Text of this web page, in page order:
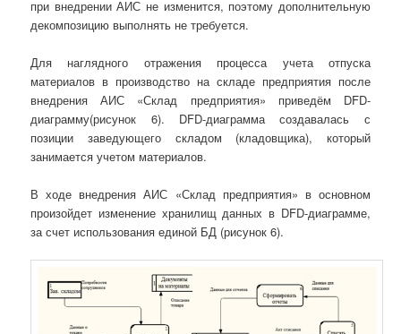
при внедрении АИС не изменится, поэтому дополнительную
декомпозицию выполнять не требуется.
Для наглядного отражения процесса учета отпуска
материалов в производство на складе предприятия после
внедрения АИС «Склад предприятия» приведём DFD-
диаграмму(рисунок 6). DFD-диаграмма создавалась с
позиции заведующего складом (кладовщика), который
занимается учетом материалов.
В ходе внедрения АИС «Склад предприятия» в основном
произойдет изменение хранилищ данных в DFD-диаграмме,
за счет использования единой БД (рисунок 6).